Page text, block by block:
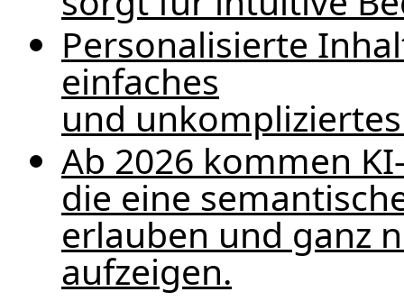
Personalisierte
einfaches
und
Ab 2026 kommen
die eine
erlauben und ganz
aufzeigen.